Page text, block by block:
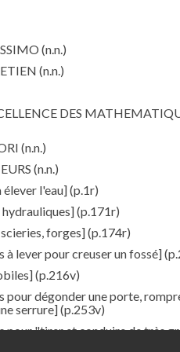
(n.n.)
(n.n.)
DES
(n.n.)
(n.n.)
élever l'eau](p.1r)
(p.171r)
forges](p.174r)
lever pour creuser un fossé]
(p.216v)
pour dégonder une porte,
serrure](p.253v)
pour "tirer et conduire de très